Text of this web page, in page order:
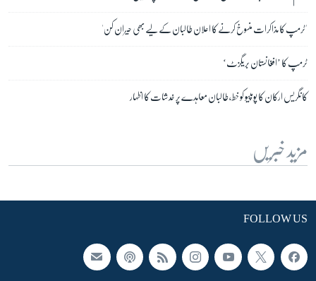
'ٹرمپ کا مذاکرات منسوخ کرنے کا اعلان طالبان کے لیے بھی حیران کن'
ٹرمپ کا ’افغانستان بریگزٹ‘
کانگریس ارکان کا پومپیو کو خط، طالبان معاہدے پر خدشات کا اظہار
مزید خبریں
FOLLOW US